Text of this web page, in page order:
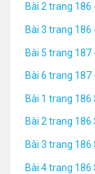
Bài 2 trang 186
Bài 3 trang 186
Bài 5 trang 187
Bài 6 trang 187
Bài 1 trang 186
Bài 2 trang 186
Bài 3 trang 186
Bài 4 trang 186